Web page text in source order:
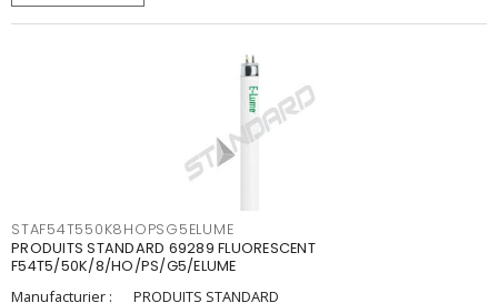
STAF54T550K8HOPSG5ELUME
PRODUITS STANDARD 69289 FLUORESCENT
F54T5/50K/8/HO/PS/G5/ELUME
Manufacturier :
PRODUITS STANDARD